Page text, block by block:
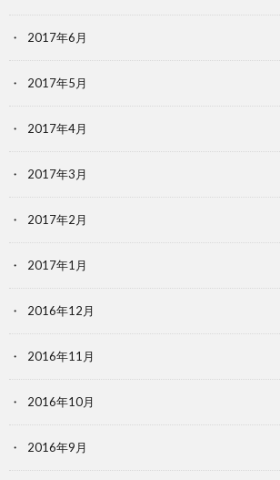
2017年6月
2017年5月
2017年4月
2017年3月
2017年2月
2017年1月
2016年12月
2016年11月
2016年10月
2016年9月